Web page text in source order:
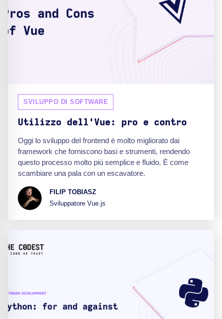
SVILUPPO DI SOFTWARE
Utilizzo dell'Vue: pro e contro
Oggi lo sviluppo del frontend è molto migliorato dai
framework che forniscono basi e strumenti, rendendo
questo processo molto più semplice e fluido. È come
scambiare una pala con un escavatore.
FILIP TOBIASZ
Sviluppatore Vue.js